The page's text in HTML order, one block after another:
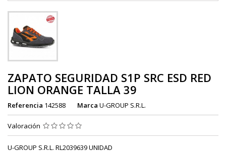
ZAPATO SEGURIDAD S1P SRC ESD RED
LION ORANGE TALLA 39
Referencia 142588 Marca U-GROUP S.R.L.
Valoración
U-GROUP S.R.L. RL2039639 UNIDAD